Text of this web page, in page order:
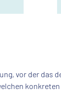
vor der das